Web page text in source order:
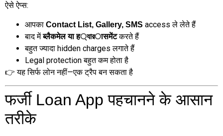
ऐसे ऐप्स:
आपका Contact List, Gallery, SMS access ले लेते हैं
बाद मेंब्लैकमेल या ह্যারासमेंटकरते हैं
बहुत ज्यादा hidden charges लगाते हैं
Legal protection बहुत कम होता है
👉 यह सिर्फ लोन नहीं—एक ट्रैप बन सकता है
फर्जी Loan App पहचानने के आसान
तरीके